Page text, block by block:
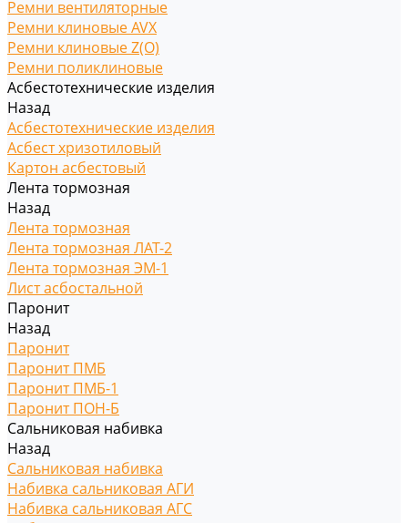
Ремни вентиляторные
Ремни клиновые AVX
Ремни клиновые Z(O)
Ремни поликлиновые
Асбестотехнические изделия
Назад
Асбестотехнические изделия
Асбест хризотиловый
Картон асбестовый
Лента тормозная
Назад
Лента тормозная
Лента тормозная ЛАТ-2
Лента тормозная ЭМ-1
Лист асбостальной
Паронит
Назад
Паронит
Паронит ПМБ
Паронит ПМБ-1
Паронит ПОН-Б
Сальниковая набивка
Назад
Сальниковая набивка
Набивка сальниковая АГИ
Набивка сальниковая АГС